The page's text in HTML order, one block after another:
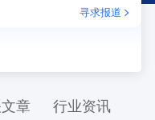
寻求报道
章 行业资讯